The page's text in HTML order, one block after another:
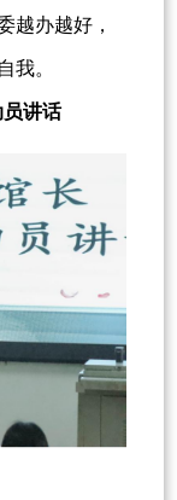
越办越好，
我。
讲话